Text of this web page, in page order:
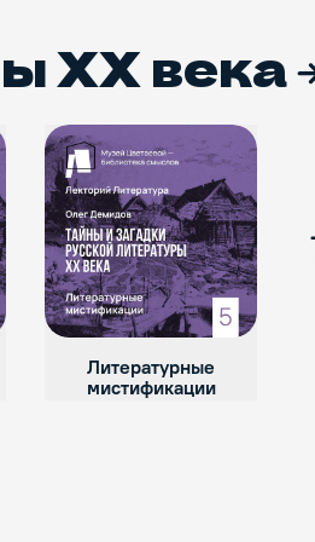
ХХ века
Литературные
мистификации